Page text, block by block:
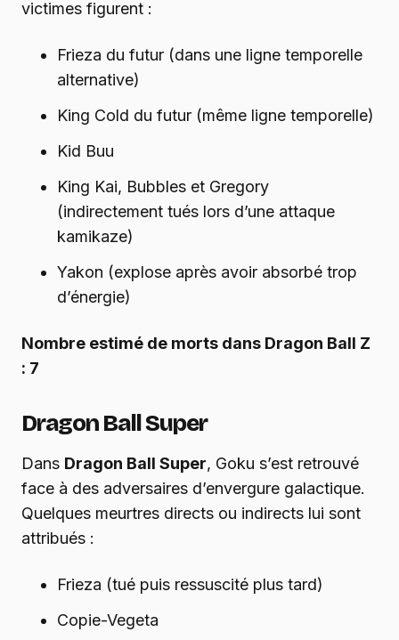
victimes figurent :
Frieza du futur (dans une ligne temporelle
alternative)
King Cold du futur (même ligne temporelle)
Kid Buu
King Kai, Bubbles et Gregory
(indirectement tués lors d’une attaque
kamikaze)
Yakon (explose après avoir absorbé trop
d’énergie)
Nombre estimé de morts dans Dragon Ball Z
: 7
Dragon Ball Super
Dans Dragon Ball Super, Goku s’est retrouvé
face à des adversaires d’envergure galactique.
Quelques meurtres directs ou indirects lui sont
attribués :
Frieza (tué puis ressuscité plus tard)
Copie-Vegeta